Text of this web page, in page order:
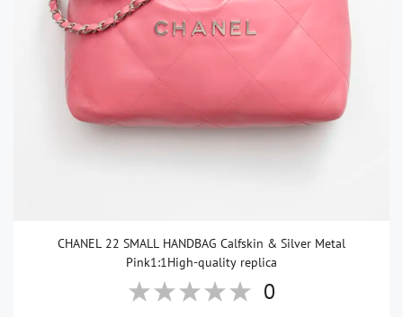
CHANEL 22 SMALL HANDBAG Calfskin & Silver Metal
Pink1:1High-quality replica
0